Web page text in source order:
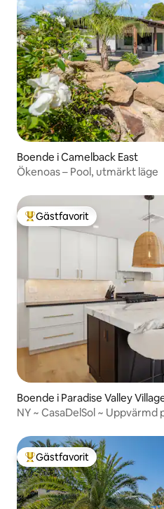
Boende i Camelback East
Ökenoas – Pool, utmärkt läge
Populär gästfavorit
Gästfavorit
Boende i Paradise Valley
NY ~ CasaDelSol ~
Populär gästfavorit
Gästfavorit